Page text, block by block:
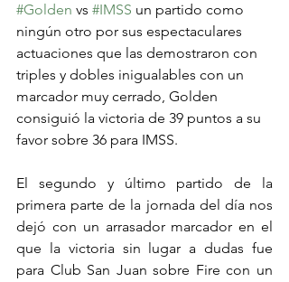
#Golden vs #IMSS un partido como
ningún otro por sus espectaculares
actuaciones que las demostraron con
triples y dobles inigualables con un
marcador muy cerrado, Golden
consiguió la victoria de 39 puntos a su
favor sobre 36 para IMSS.
El segundo y último partido de la
primera parte de la jornada del día nos
dejó con un arrasador marcador en el
que la victoria sin lugar a dudas fue
para Club San Juan sobre Fire con un